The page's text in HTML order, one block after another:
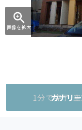
画像を拡大
1分で完了!
カナリ